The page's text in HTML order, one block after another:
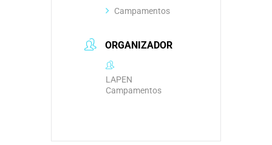
Campamentos
ORGANIZADOR
LAPEN
Campamentos